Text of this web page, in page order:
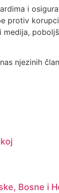
i
protiv
njezinih
Bosne i